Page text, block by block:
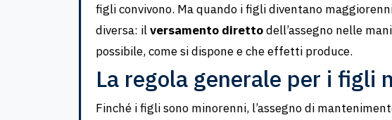
figli convivono. Ma quando i figli diventano
diversa: ilversamento direttodell’assegno nelle
possibile, come si dispone e che effetti produce.
La regola generale per i figli
Finché i figli sono minorenni, l’assegno di